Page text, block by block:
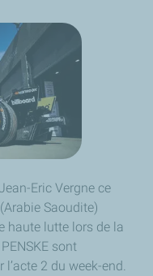
Eric Vergne ce
Saoudite)
haute lutte lors de la
sont
2 du week-end.